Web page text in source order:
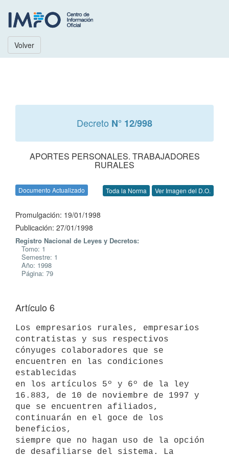
Volver
Decreto N° 12/998
APORTES PERSONALES. TRABAJADORES
RURALES
Documento Actualizado Toda la Norma Ver Imagen del D.O.
Promulgación: 19/01/1998
Publicación: 27/01/1998
Registro Nacional de Leyes y Decretos:
Tomo: 1
Semestre: 1
Año: 1998
Página: 79
Artículo 6
Los empresarios rurales, empresarios
contratistas y sus respectivos
cónyuges colaboradores que se
encuentren en las condiciones
establecidas
en los artículos 5º y 6º de la ley
16.883, de 10 de noviembre de 1997 y
que se encuentren afiliados,
continuarán en el goce de los
beneficios,
siempre que no hagan uso de la opción
de desafiliarse del sistema. La